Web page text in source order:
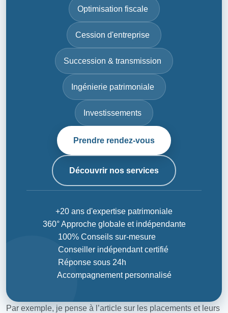
Optimisation fiscale
Cession d'entreprise
Succession & transmission
Ingénierie patrimoniale
Investissements
Prendre rendez-vous
Découvrir nos services
+20 ans d'expertise patrimoniale
360° Approche globale et indépendante
100% Conseils sur-mesure
Conseiller indépendant certifié
Réponse sous 24h
Accompagnement personnalisé
Par exemple, je pense à l’article sur les placements et leurs